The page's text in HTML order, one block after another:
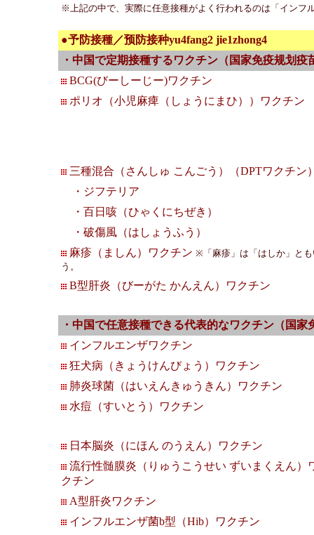
※上記の中で、実際に任意接種がよく行われるのは「インフ
●予防接種／预防接种yu4fang2 jie1zhong4
・中国で定期接種するワクチン（国家免疫规划
BCG(びーしーじー)ワクチン
ポリオ（小児麻痺（しょうにまひ））ワクチン
三種混合（さんしゅ こんごう）（DPTワクチン
・ジフテリア
・百日咳（ひゃくにちぜき）
・破傷風（はしょうふう）
麻疹（ましん）ワクチン ※「麻疹」は「はしか」と
う。
B型肝炎（びーがた かんえん）ワクチン
・中国で任意接種できる代表的なワクチン（国
インフルエンザワクチン
狂犬病（きょうけんびょう）ワクチン
肺炎球菌（はいえんきゅうきん）ワクチン
水痘（すいとう）ワクチン
日本脳炎（にほん のうえん）ワクチン
流行性髄膜炎（りゅうこうせい ずいまくえん）
クチン
A型肝炎ワクチン
インフルエンザ菌b型（Hib）ワクチン